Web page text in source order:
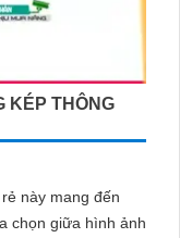
KÉP THÔNG
này mang đến
chọn giữa hình ảnh